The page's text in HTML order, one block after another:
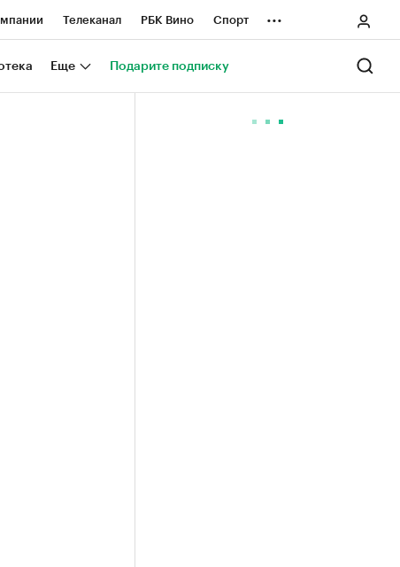
Телеканал РБК Вино Спорт
проекты Город
...
Еще Подарите подписку